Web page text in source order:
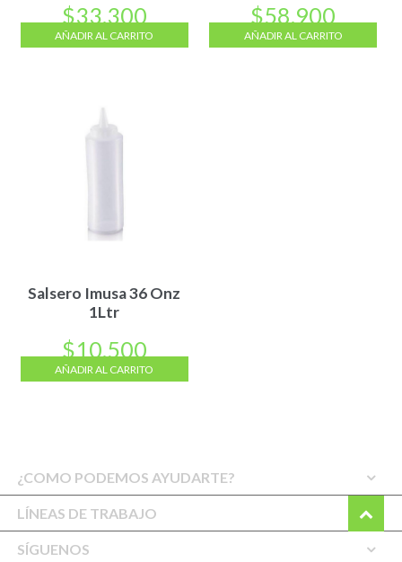
$33.300
AÑADIR AL CARRITO
$58.900
AÑADIR AL CARRITO
Salsero Imusa 36 Onz
1Ltr
$10.500
AÑADIR AL CARRITO
¿COMO PODEMOS AYUDARTE?
LÍNEAS DE TRABAJO
SÍGUENOS